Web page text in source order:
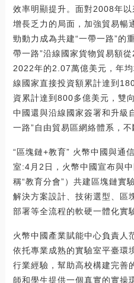
效率明顯提升。面對2008年
增長乏力的局面，加強貿易暢
勁動力成為共建“一帶一路”的
帶一路”沿線國家貨物貿易額
2022年的2.07萬億美元，年
線國家直接投資額累計達到
資累計達到800多億美元，雙
中國還與沿線國家簽署和升級
一路”自由貿易區網絡體系，不
“區塊鏈+教育” 火幣中國與通
室:4月2日，火幣中國宣布與
稱“教育分會”）共建區塊鏈實
解決方案設計、技術選型、區
部署等全流程的軟硬一體化實
火幣中國產業賦能中心負責人
依托專業成熟的實驗室平臺環
行業經驗，幫助高校構建完善
師和學生提供一個真實的實操